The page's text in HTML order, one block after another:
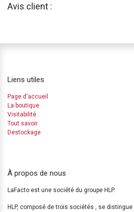
Avis client :
Liens utiles
Page d'accueil
La boutique
Visitabilité
Tout savoir
Destockage
À propos de nous
LaFacto est une société du groupe HLP.
HLP, composé de trois sociétés , se